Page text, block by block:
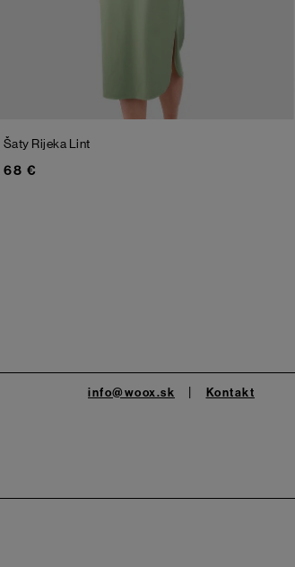
Šaty Rijeka Lint
68 €
info@woox.sk Kontakt